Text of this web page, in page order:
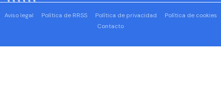
Aviso legal Política de RRSS Política de privacidad
Política de cookies
Contacto